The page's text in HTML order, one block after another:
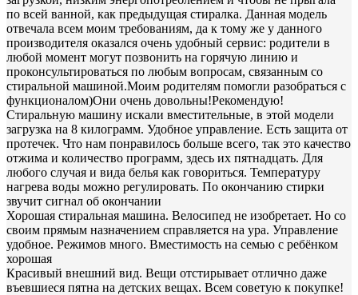
по всей ванной, как предыдущая стиралка. Данная модель
отвечала всем моим требованиям, да к тому же у данного
производителя оказался очень удобный сервис: родители в
любой момент могут позвонить на горячую линию и
проконсультироваться по любым вопросам, связанным со
стиральной машиной.Моим родителям помогли разобраться с
функционалом)Они очень довольны!Рекомендую!
Стиральную машину искали вместительные, в этой модели
загрузка на 8 килограмм. Удобное управление. Есть защита от
протечек. Что нам понравилось больше всего, так это качество
отжима и количество программ, здесь их пятнадцать. Для
любого случая и вида белья как говориться. Температуру
нагрева воды можно регулировать. По окончанию стирки
звучит сигнал об окончании
Хорошая стиральная машина. Велосипед не изобретает. Но со
своим прямым назначением справляется на ура. Управление
удобное. Режимов много. Вместимость на семью с ребёнком
хорошая
Красивый внешний вид. Вещи отстирывает отлично даже
въевшиеся пятна на детских вещах. Всем советую к покупке!